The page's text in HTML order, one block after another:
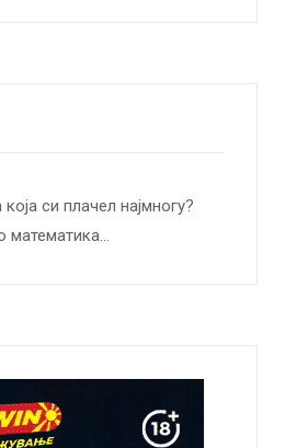
си плачел најмногу?
математика…